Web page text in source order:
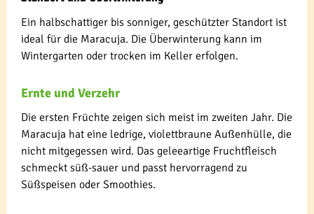
Ein halbschattiger bis sonniger, geschützter Standort ist
ideal für die Maracuja. Die Überwinterung kann im
Wintergarten oder trocken im Keller erfolgen.
Ernte und Verzehr
Die ersten Früchte zeigen sich meist im zweiten Jahr. Die
Maracuja hat eine ledrige, violettbraune Außenhülle, die
nicht mitgegessen wird. Das geleeartige Fruchtfleisch
schmeckt süß-sauer und passt hervorragend zu
Süßspeisen oder Smoothies.